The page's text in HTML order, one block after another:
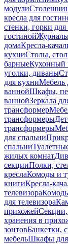
модули
кресла для
стенки, горки
гостиной
домаКресла-
кухниСтолы,
барныеКухонный
уголки, диваны
для кухниМебель
ваннойШкафы,
ваннойЗеркала
трансформер
трансформеры
трансформеры
для спальни
спальни
жилых комнат
секцииПолки,
креслаКомоды и
книгиКресла-
телевизора
для телевизора
прихожей
хранения в
зонтовБанкетки,
мебельШкафы для